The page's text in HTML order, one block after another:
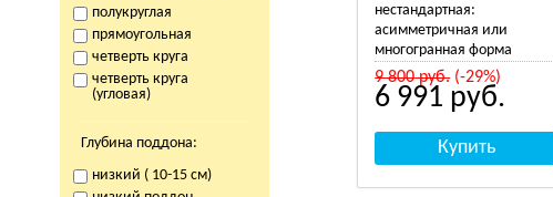
полукруглая
прямоугольная
четверть круга
четверть круга
(угловая)
Глубина поддона:
низкий ( 10-15 см)
нестандартная:
асимметричная или
многогранная форма
9 800руб.(-29%)
6 991 руб.